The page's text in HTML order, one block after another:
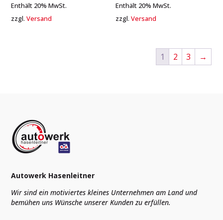
Enthält 20% MwSt.
zzgl.Versand
Enthält 20% MwSt.
zzgl.Versand
1 2 3 →
Autowerk Hasenleitner
Wir sind ein motiviertes kleines Unternehmen am Land und
bemühen uns Wünsche unserer Kunden zu erfüllen.